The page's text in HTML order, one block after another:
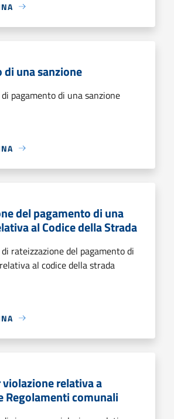
di una sanzione
pagamento di una sanzione
del pagamento di una
al Codice della Strada
rateizzazione del pagamento di
al codice della strada
violazione relativa a
Regolamenti comunali